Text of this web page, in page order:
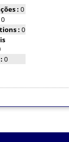
: 0
0
: 0
0